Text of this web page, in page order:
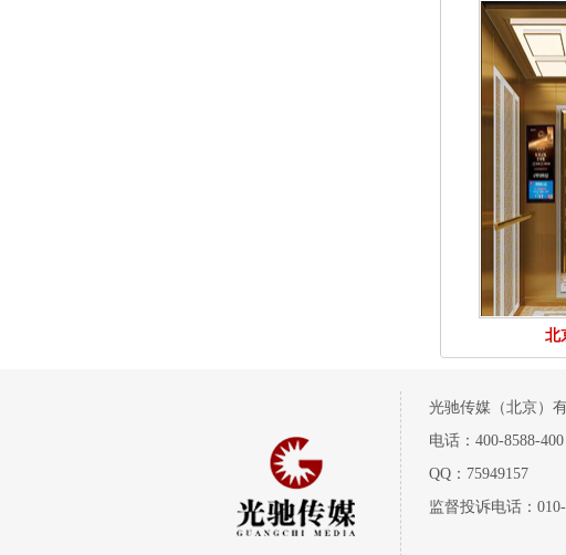
北
光驰传媒（北京）
电话：400-8588-400
QQ：75949157
监督投诉电话：010-